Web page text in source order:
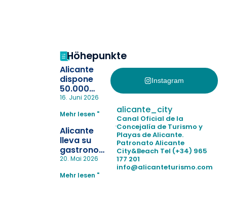
Höhepunkte
Alicante
dispone
50.000
pulseras
la
pérdida de niños
en las
playas y
realiza con
simulacro de socorrismo
16. Juni 2026
Mehr lesen "
Alicante
lleva su
gastronomía
a Madrid
reforzar el
20. Mai 2026
Mehr lesen "
Instagram
alicante_city
Canal Oficial de la
Concejalía de Turismo y
Playas de Alicante.
Patronato Alicante
City&Beach Tel (+34) 965
177 201
info@alicanteturismo.com